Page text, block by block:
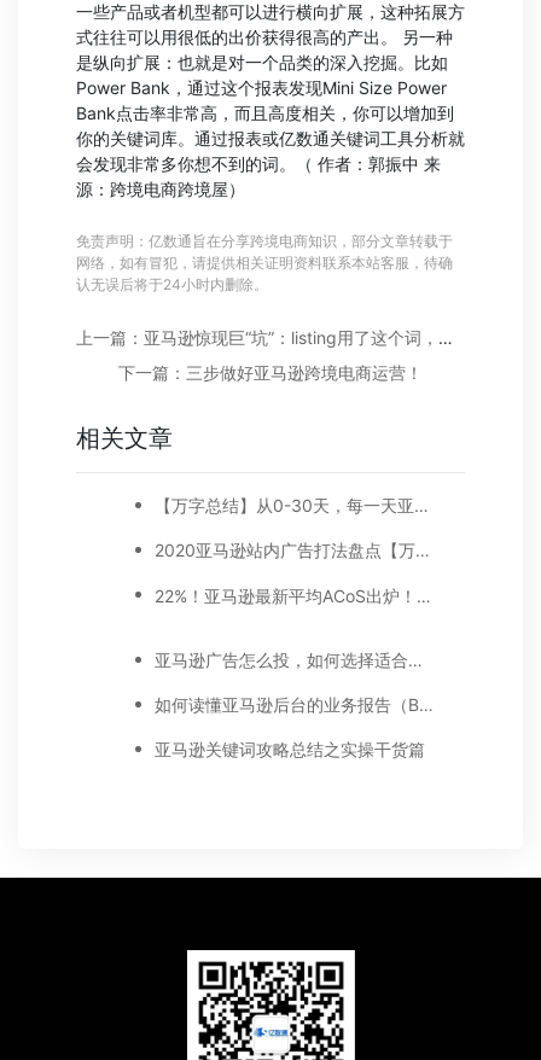
一些产品或者机型都可以进行横向扩展，这种拓展方
式往往可以用很低的出价获得很高的产出。 另一种
是纵向扩展：也就是对一个品类的深入挖掘。比如
Power Bank，通过这个报表发现Mini Size Power
Bank点击率非常高，而且高度相关，你可以增加到
你的关键词库。通过报表或亿数通关键词工具分析就
会发现非常多你想不到的词。（ 作者： 郭振中 来
源：跨境电商跨境屋）
免责声明：亿数通旨在分享跨境电商知识，部分文章转载于
网络，如有冒犯，请提供相关证明资料联系本站客服，待确
认无误后将于24小时内删除。
上一篇：亚马逊惊现巨“坑”：listing用了这个词，佣金翻3倍！
下一篇：三步做好亚马逊跨境电商运营！
相关文章
【万字总结】从0-30天，每一天亚马逊广告打造技巧真实案例细节分享
2020亚马逊站内广告打法盘点【万字好文】
22%！亚马逊最新平均ACoS出炉！这三步做好，ACoS优化差不了！
亚马逊广告怎么投，如何选择适合你的广告模式？
如何读懂亚马逊后台的业务报告（Business report)
亚马逊关键词攻略总结之实操干货篇